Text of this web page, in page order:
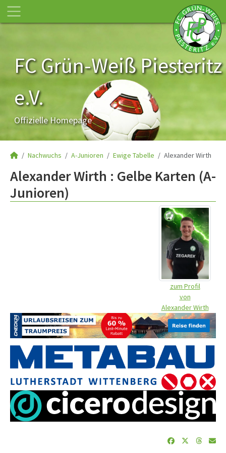
FC Grün-Weiß Piesteritz
e.V.
Offizielle Homepage
Nachwuchs A-Junioren Ewige Tabelle Alexander Wirth
Alexander Wirth : Gelbe Karten (A-
Junioren)
zum Profil
von
Alexander Wirth